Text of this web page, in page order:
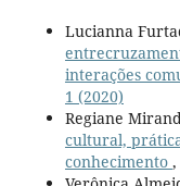
Lucianna
interações
1 (2020)
Regiane
cultural,
conhecimento ,